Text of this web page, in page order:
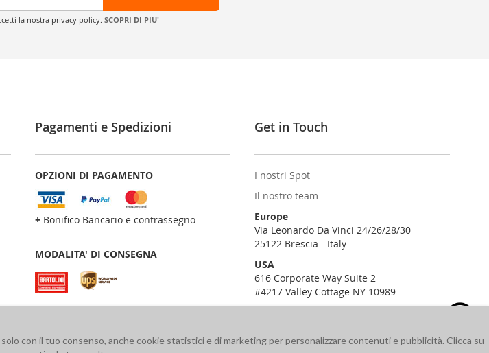
la nostra privacy policy. SCOPRI DI PIU'
Pagamenti e Spedizioni
OPZIONI DI PAGAMENTO
+ Bonifico Bancario e contrassegno
MODALITA' DI CONSEGNA
Get in Touch
I nostri Spot
Il nostro team
Europe
Via Leonardo Da Vinci 24/26/28/30
25122 Brescia - Italy
USA
616 Corporate Way Suite 2
#4217 Valley Cottage NY 10989
con il tuo consenso, anche cookie statistici e di marketing per personalizzare contenuti e pubblicità. Clicca su